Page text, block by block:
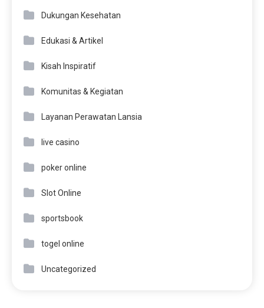
Dukungan Kesehatan
Edukasi & Artikel
Kisah Inspiratif
Komunitas & Kegiatan
Layanan Perawatan Lansia
live casino
poker online
Slot Online
sportsbook
togel online
Uncategorized